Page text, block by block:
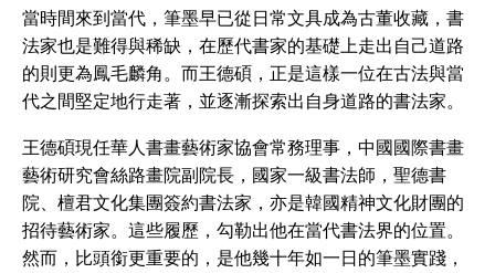
當時間來到當代，筆墨早已從日常文具成為古董收藏，書
法家也是難得與稀缺，在歷代書家的基礎上走出自己道路
的則更為鳳毛麟角。而王德碩，正是這樣一位在古法與當
代之間堅定地行走著，並逐漸探索出自身道路的書法家。
王德碩現任華人書畫藝術家協會常務理事，中國國際書畫
藝術研究會絲路畫院副院長，國家一級書法師，聖德書
院、檀君文化集團簽約書法家，亦是韓國精神文化財團的
招待藝術家。這些履歷，勾勒出他在當代書法界的位置。
然而，比頭銜更重要的，是他幾十年如一日的筆墨實踐，